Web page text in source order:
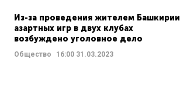
Из-за проведения жителем Башкирии
азартных игр в двух клубах
возбуждено уголовное дело
Общество 16:00 31.03.2023